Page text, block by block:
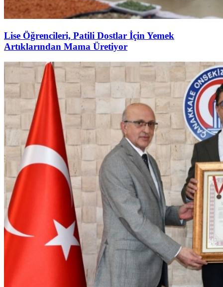
Lise Öğrencileri, Patili Dostlar İçin Yemek
Artıklarından Mama Üretiyor